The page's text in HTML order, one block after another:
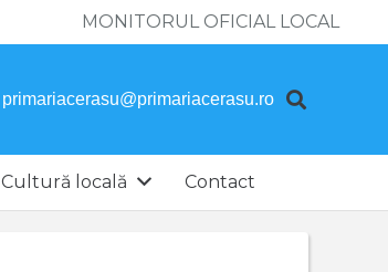
MONITORUL OFICIAL LOCAL
primariacerasu@primariacerasu.ro
Cultură locală Contact